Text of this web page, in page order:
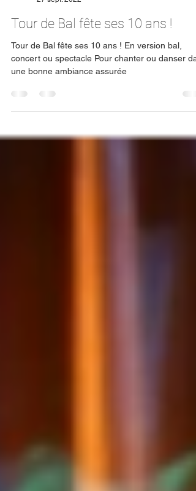
27 sept. 2022
Tour de Bal fête ses 10 ans !
Tour de Bal fête ses 10 ans ! En version bal,
une bonne ambiance assurée